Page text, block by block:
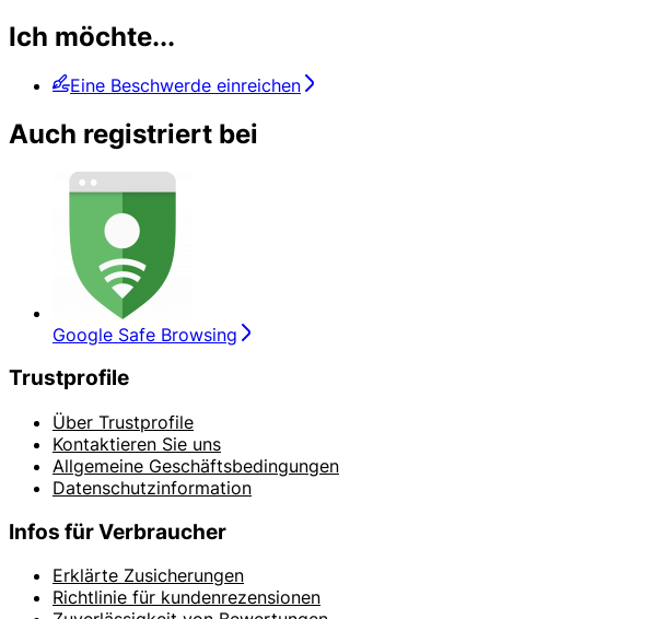
Ich möchte...
Eine Beschwerde einreichen
Auch registriert bei
Google Safe Browsing
Trustprofile
Über Trustprofile
Kontaktieren Sie uns
Allgemeine Geschäftsbedingungen
Datenschutzinformation
Infos für Verbraucher
Erklärte Zusicherungen
Richtlinie für kundenrezensionen